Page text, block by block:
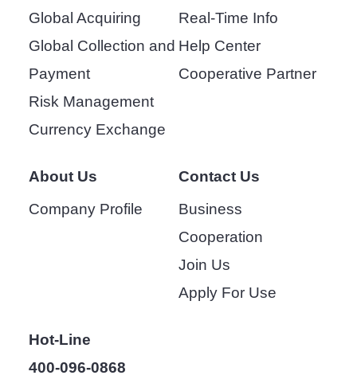
Global Acquiring
Global Collection and
Payment
Risk Management
Currency Exchange
Real-Time Info
Help Center
Cooperative Partner
About Us
Company Profile
Contact Us
Business
Cooperation
Join Us
Apply For Use
Hot-Line
400-096-0868